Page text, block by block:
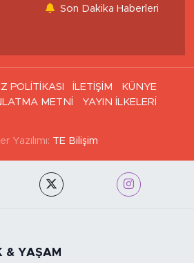
Son Dakika Haberleri
POLİTİKASI İLETİŞİM
KÜNYE
METNİ
YAYIN İLKELERİ
Yazılımı: TE Bilişim
& YAŞAM